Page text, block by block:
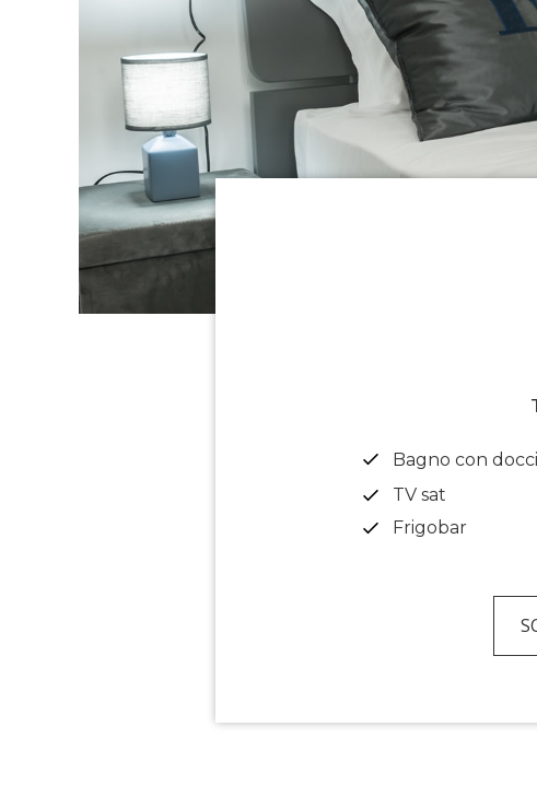
Bagno con
TV sat
Frigobar